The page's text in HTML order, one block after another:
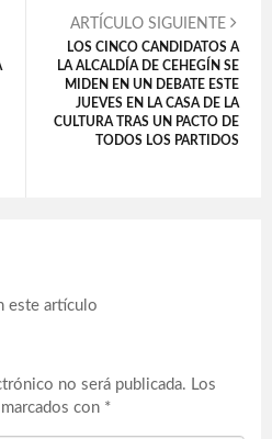
ARTÍCULO SIGUIENTE
LOS CINCO CANDIDATOS A
LA ALCALDÍA DE CEHEGÍN SE
MIDEN EN UN DEBATE ESTE
JUEVES EN LA CASA DE LA
CULTURA TRAS UN PACTO DE
TODOS LOS PARTIDOS
este artículo
no será publicada. Los
con *